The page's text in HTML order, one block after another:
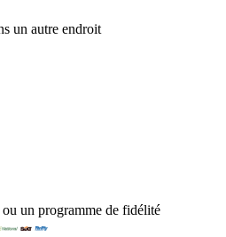
un autre endroit
un programme de fidélité